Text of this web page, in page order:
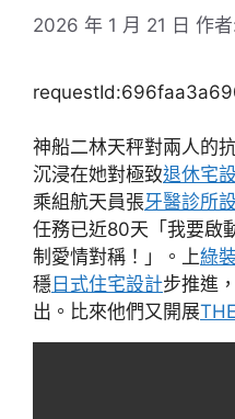
2026 年 1 月 21 日 作
神船二林天秤對兩人的
沉浸在她對極致退休宅
乘組航天員張牙醫診所
任務已近80天「我要啟
制愛情對稱！」。上綠
穩 日式住宅設計步推進
出。比來他們又開展